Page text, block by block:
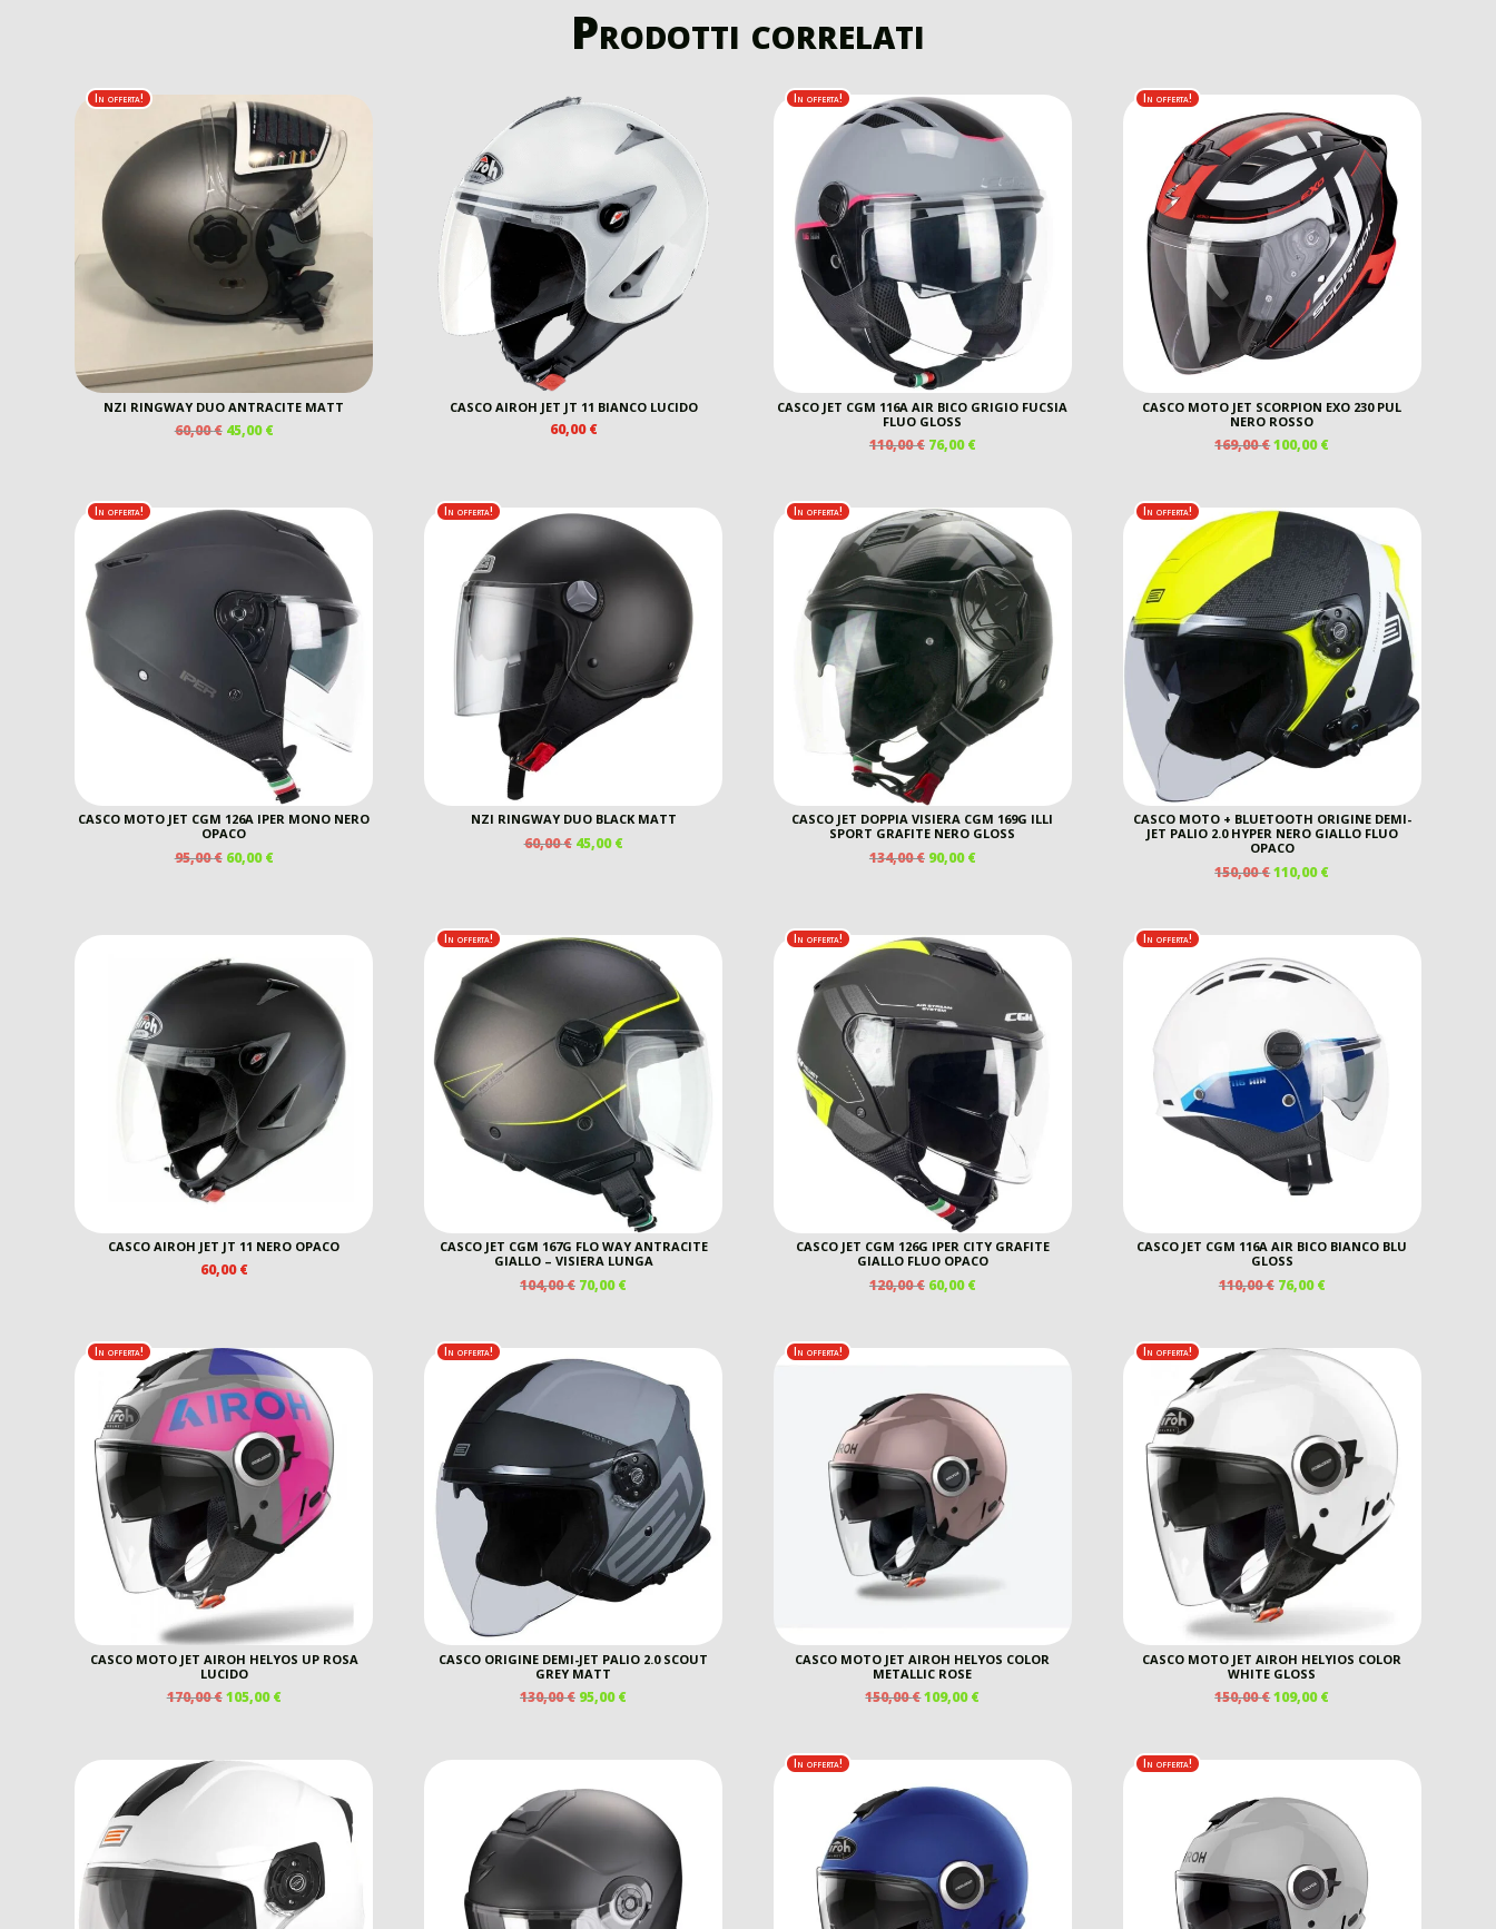
Prodotti correlati
In offerta!
NZI RINGWAY DUO ANTRACITE MATT
60,00€ IL
60,00 €.
45,00€IL
45,00 €.
CASCO AIROH JET JT 11 BIANCO LUCIDO
60,00€
In offerta!
CASCO JET CGM 116A AIR BICO GRIGIO FUCSIA
FLUO GLOSS
110,00€ IL
110,00 €.
76,00€IL
76,00 €.
In offerta!
CASCO MOTO JET SCORPION EXO 230 PUL
NERO ROSSO
169,00€IL
169,00 €.
100,00€IL
100,00 €.
In offerta!
CASCO MOTO JET CGM 126A IPER MONO NERO
OPACO
95,00€ IL
95,00 €.
60,00€IL
60,00 €.
In offerta!
NZI RINGWAY DUO BLACK MATT
60,00€ IL
45,00€IL
In offerta!
CASCO JET DOPPIA VISIERA CGM 169G ILLI
SPORT GRAFITE NERO GLOSS
134,00€ IL
134,00 €.
90,00€IL
90,00 €.
In offerta!
CASCO MOTO + BLUETOOTH ORIGINE DEMI-
JET PALIO 2.0 HYPER NERO GIALLO FLUO
OPACO
150,00€IL
110,00€IL
CASCO AIROH JET JT 11 NERO OPACO
60,00€
In offerta!
CASCO JET CGM 167G FLO WAY ANTRACITE
GIALLO – VISIERA LUNGA
104,00€ IL
104,00 €.
70,00€IL
In offerta!
CASCO JET CGM 126G IPER CITY GRAFITE
GIALLO FLUO OPACO
120,00€ IL
60,00€IL
In offerta!
CASCO JET CGM 116A AIR BICO BIANCO BLU
GLOSS
110,00€ IL
110,00 €.
76,00€IL
76,00 €.
In offerta!
CASCO MOTO JET AIROH HELYOS UP ROSA
LUCIDO
170,00€IL
ERA:
105,00€IL
È:
In offerta!
CASCO ORIGINE DEMI-JET PALIO 2.0 SCOUT
GREY MATT
130,00€ IL
ERA:
95,00€IL
È:
In offerta!
CASCO MOTO JET AIROH HELYOS COLOR
METALLIC ROSE
150,00€IL
ERA:
109,00€IL
È:
In offerta!
CASCO MOTO JET AIROH HELYIOS COLOR
WHITE GLOSS
150,00€IL
ERA:
109,00€IL
È:
In offerta! In offerta!